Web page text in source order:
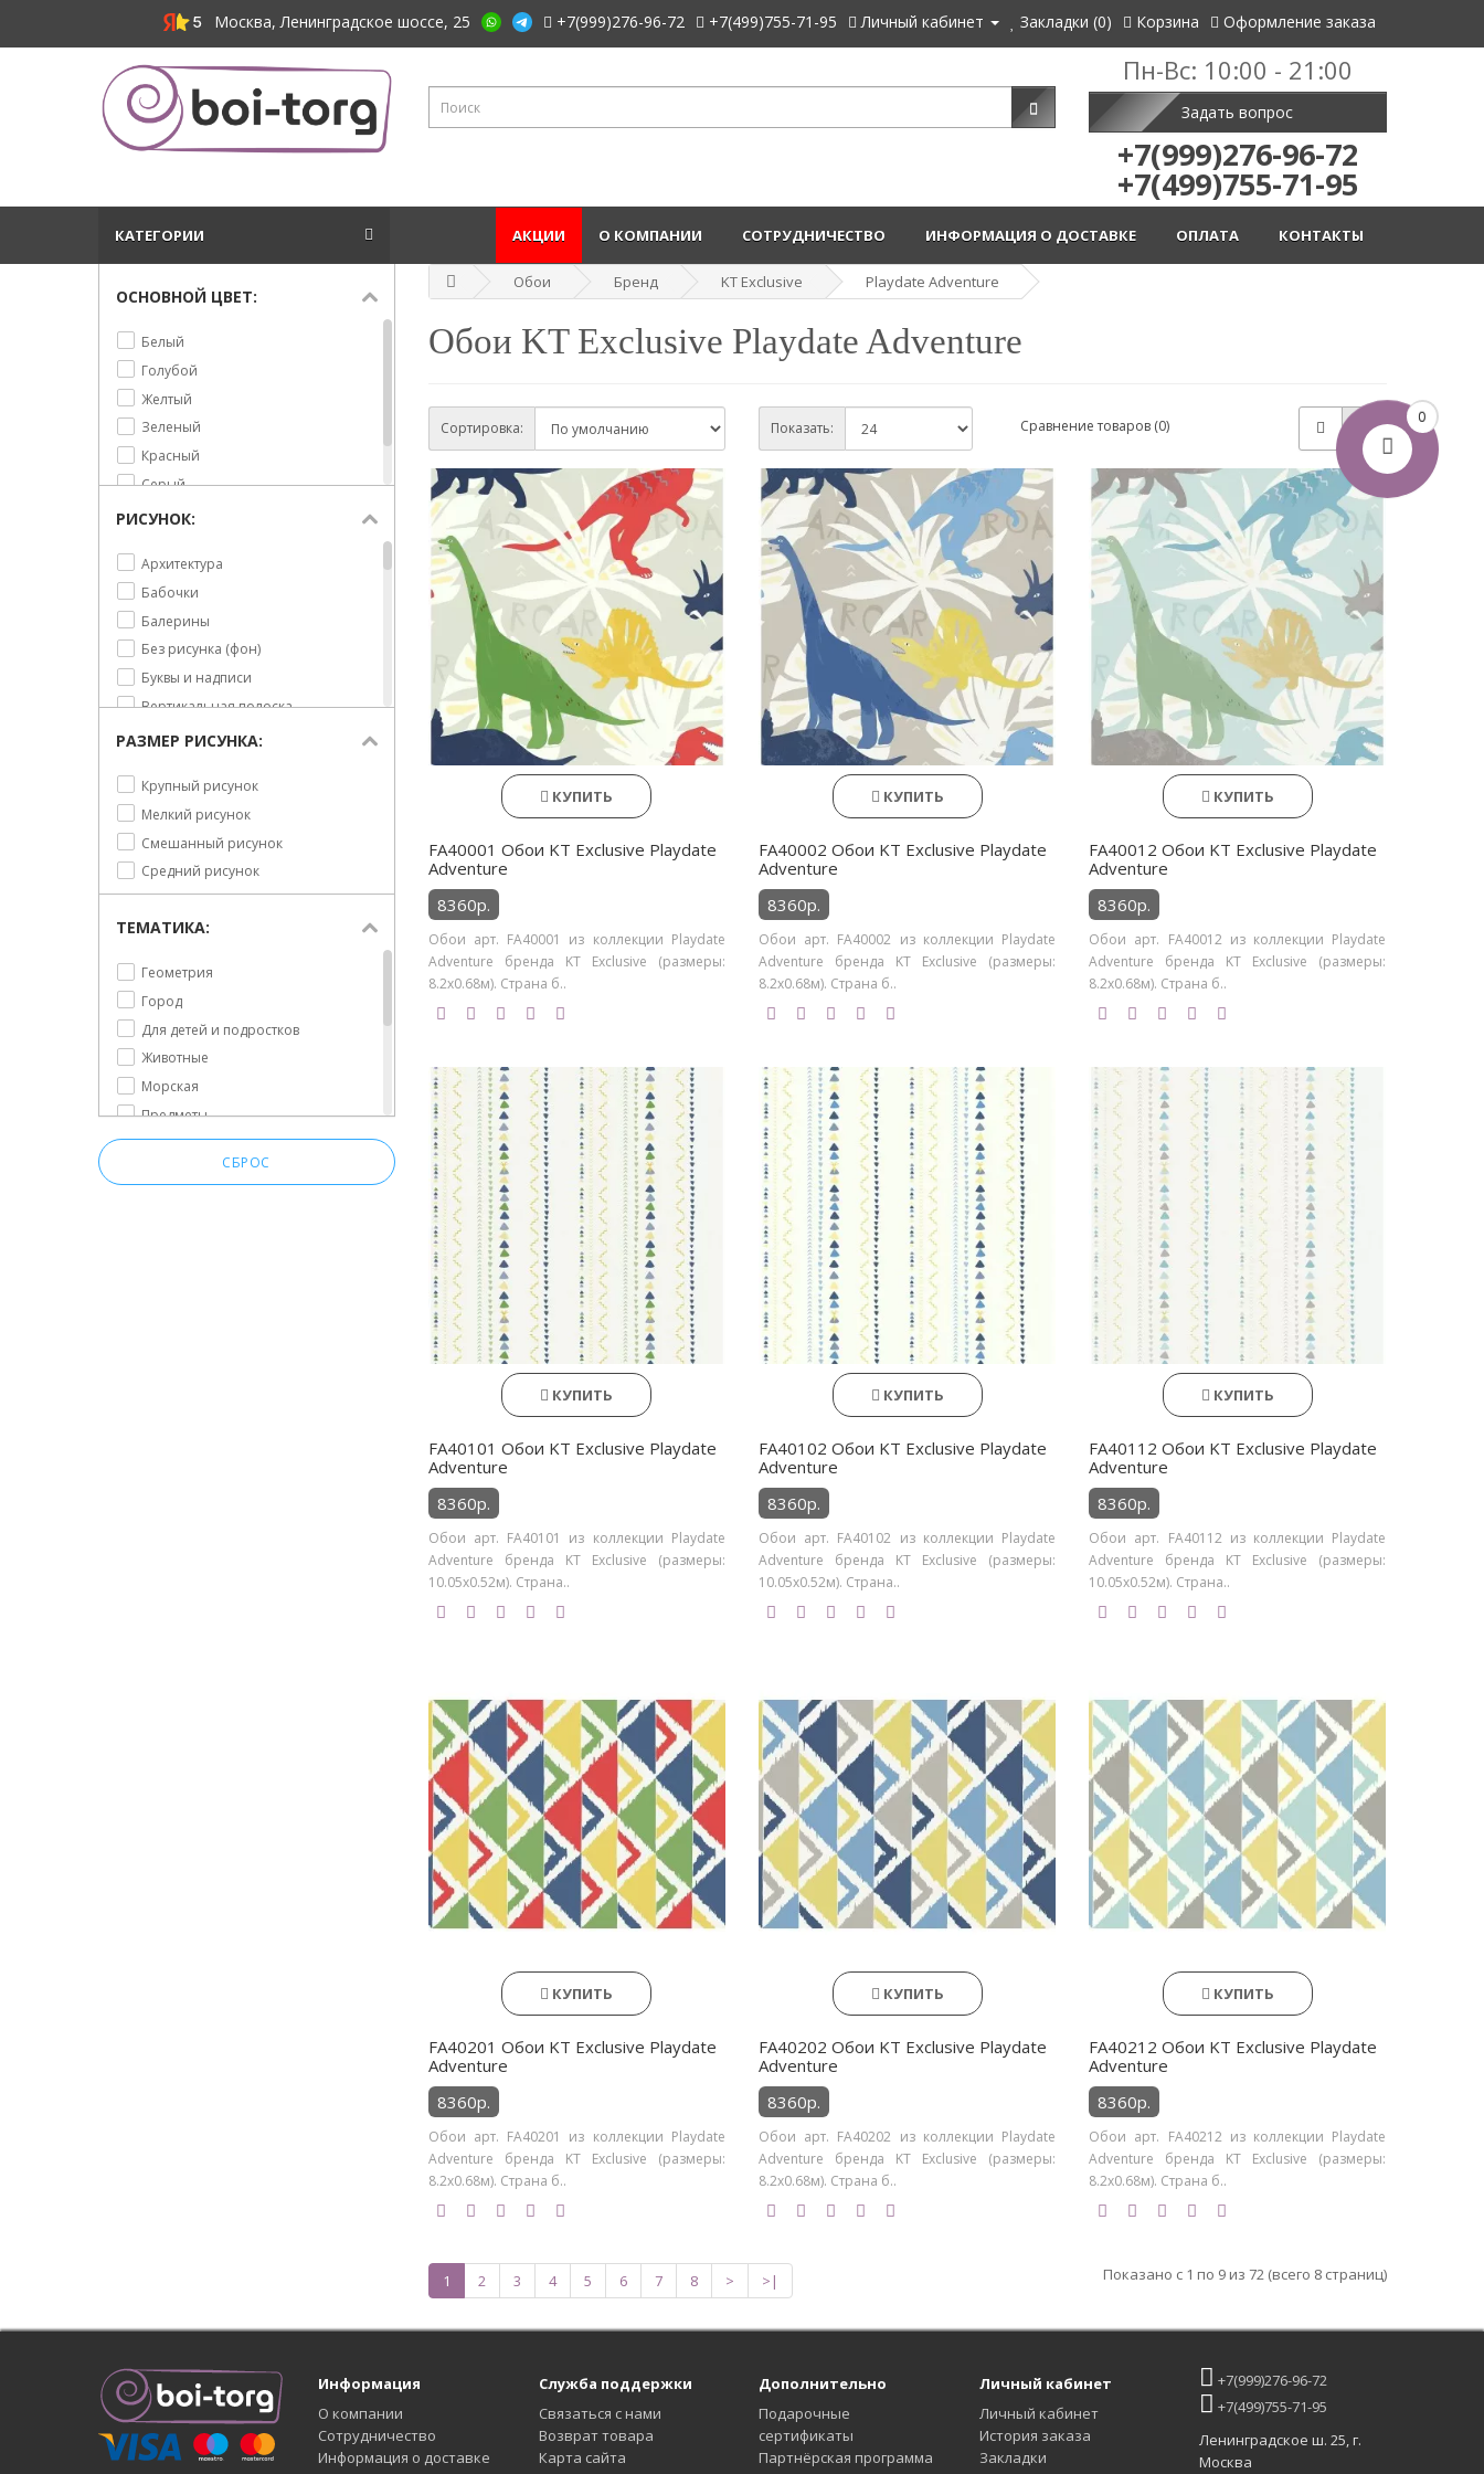
0
Москва, Ленинградское шоссе, 25 +7(999)276-96-72 +7(499)755-71-95 Личный кабинет Закладки (0) Корзина Оформление заказа
Пн-Вс: 10:00 - 21:00
Задать вопрос
+7(999)276-96-72
+7(499)755-71-95
КАТЕГОРИИ КОНТАКТЫ
ОПЛАТА
ИНФОРМАЦИЯ О ДОСТАВКЕ
СОТРУДНИЧЕСТВО
О КОМПАНИИ
АКЦИИ
ОСНОВНОЙ ЦВЕТ:
Белый
Голубой
Желтый
Зеленый
Красный
Серый
Синий
РИСУНОК:
Архитектура
Бабочки
Балерины
Без рисунка (фон)
Буквы и надписи
Вертикальная полоска
Город
Динозавры
Для девочек
Для мальчиков
Для подростков
Машинки
Растительность
РАЗМЕР РИСУНКА:
Крупный рисунок
Мелкий рисунок
Смешанный рисунок
Средний рисунок
ТЕМАТИКА:
Геометрия
Город
Для детей и подростков
Животные
Морская
Предметы
Природа
СБРОС
Обои Бренд KT Exclusive Playdate Adventure
Обои KT Exclusive Playdate Adventure
Сортировка: Показать: Сравнение товаров (0)
КУПИТЬ
FA40001 Обои KT Exclusive Playdate
Adventure
8360р.
Обои арт. FA40001 из коллекции Playdate
Adventure бренда KT Exclusive (размеры:
8.2х0.68м). Страна б..
КУПИТЬ
FA40002 Обои KT Exclusive Playdate
Adventure
8360р.
Обои арт. FA40002 из коллекции Playdate
Adventure бренда KT Exclusive (размеры:
8.2х0.68м). Страна б..
КУПИТЬ
FA40012 Обои KT Exclusive Playdate
Adventure
8360р.
Обои арт. FA40012 из коллекции Playdate
Adventure бренда KT Exclusive (размеры:
8.2х0.68м). Страна б..
КУПИТЬ
FA40101 Обои KT Exclusive Playdate
Adventure
8360р.
Обои арт. FA40101 из коллекции Playdate
Adventure бренда KT Exclusive (размеры:
10.05х0.52м). Страна..
КУПИТЬ
FA40102 Обои KT Exclusive Playdate
Adventure
8360р.
Обои арт. FA40102 из коллекции Playdate
Adventure бренда KT Exclusive (размеры:
10.05х0.52м). Страна..
КУПИТЬ
FA40112 Обои KT Exclusive Playdate
Adventure
8360р.
Обои арт. FA40112 из коллекции Playdate
Adventure бренда KT Exclusive (размеры:
10.05х0.52м). Страна..
КУПИТЬ
FA40201 Обои KT Exclusive Playdate
Adventure
8360р.
Обои арт. FA40201 из коллекции Playdate
Adventure бренда KT Exclusive (размеры:
8.2х0.68м). Страна б..
КУПИТЬ
FA40202 Обои KT Exclusive Playdate
Adventure
8360р.
Обои арт. FA40202 из коллекции Playdate
Adventure бренда KT Exclusive (размеры:
8.2х0.68м). Страна б..
КУПИТЬ
FA40212 Обои KT Exclusive Playdate
Adventure
8360р.
Обои арт. FA40212 из коллекции Playdate
Adventure бренда KT Exclusive (размеры:
8.2х0.68м). Страна б..
1 2 3 4 5 6 7 8 > >| Показано с 1 по 9 из 72 (всего 8 страниц)
Информация
О компании
Сотрудничество
Информация о доставке
Служба поддержки
Связаться с нами
Возврат товара
Карта сайта
Дополнительно
Подарочные
сертификаты
Партнёрская программа
Личный кабинет
Личный кабинет
История заказа
Закладки
+7(999)276-96-72
+7(499)755-71-95
Ленинградское ш. 25, г.
Москва